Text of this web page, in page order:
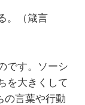
。（箴言
です。ソーシ
を大きくして
の言葉や行動